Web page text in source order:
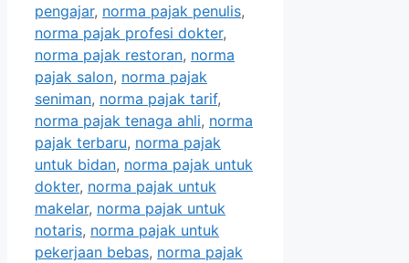
pengajar, norma pajak penulis,
norma pajak profesi dokter,
norma pajak restoran, norma
pajak salon, norma pajak
seniman, norma pajak tarif,
norma pajak tenaga ahli, norma
pajak terbaru, norma pajak
untuk bidan, norma pajak untuk
dokter, norma pajak untuk
makelar, norma pajak untuk
notaris, norma pajak untuk
pekerjaan bebas, norma pajak